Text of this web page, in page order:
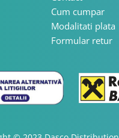
Cum cumpar
Modalitati plata
Formular retur